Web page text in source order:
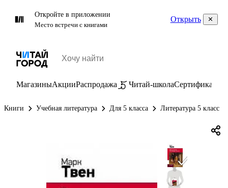
Откройте в приложении
Место встречи с книгами
Открыть
МагазиныАкцииРаспродажа Читай-школаСертификаты
Книги Учебная литература Для 5 класса Литература 5 класс